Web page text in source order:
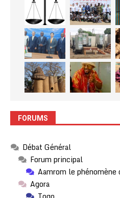
FORUMS
Débat Général
Forum principal
Aamrom le
Agora